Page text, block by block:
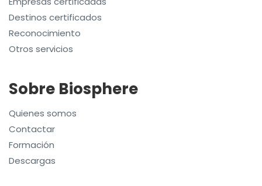
Destinos certificados
Reconocimiento
Otros servicios
Sobre Biosphere
Quienes somos
Contactar
Formación
Descargas